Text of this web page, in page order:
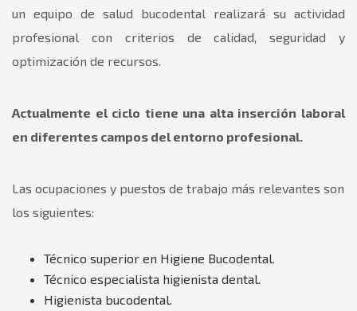
un equipo de salud bucodental realizará su actividad
profesional con criterios de calidad, seguridad y
optimización de recursos.
Actualmente el ciclo tiene una alta inserción laboral
en diferentes campos del entorno profesional.
Las ocupaciones y puestos de trabajo más relevantes son
los siguientes:
Técnico superior en Higiene Bucodental.
Técnico especialista higienista dental.
Higienista bucodental.